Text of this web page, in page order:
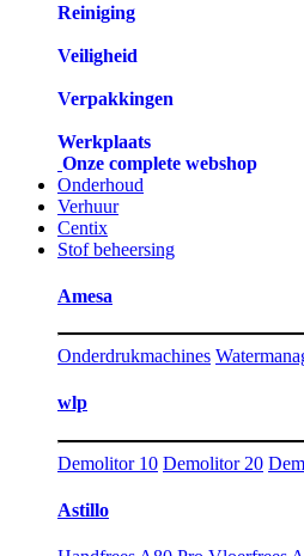
Reiniging
Veiligheid
Verpakkingen
Werkplaats
Onze complete webshop
Onderhoud
Verhuur
Centix
Stof beheersing
Amesa
Onderdrukmachines
wlp
Demolitor 10 Demolitor 20
Astillo